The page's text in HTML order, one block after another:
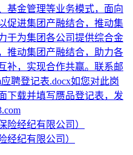
基金管理等业务模式，面向
促进集团产融结合，推动集
于为集团各公司提供综合金
推动集团产融结合，助力各
补，实现合作共赢。联系邮
聘登记表.docx如您对此岗
下载并填写赝品登记表，发
经纪有限公司）